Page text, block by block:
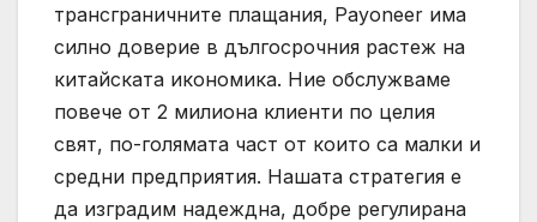
трансграничните плащания, Payoneer има
силно доверие в дългосрочния растеж на
китайската икономика. Ние обслужваме
повече от 2 милиона клиенти по целия
свят, по-голямата част от които са малки и
средни предприятия. Нашата стратегия е
да изградим надеждна, добре регулирана